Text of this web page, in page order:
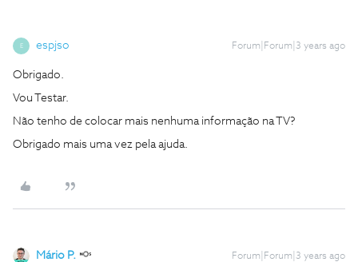
E espjso Forum|Forum|3 years ago
Obrigado.
Vou Testar.
Não tenho de colocar mais nenhuma informação na TV?
Obrigado mais uma vez pela ajuda.
Mário P. Forum|Forum|3 years ago